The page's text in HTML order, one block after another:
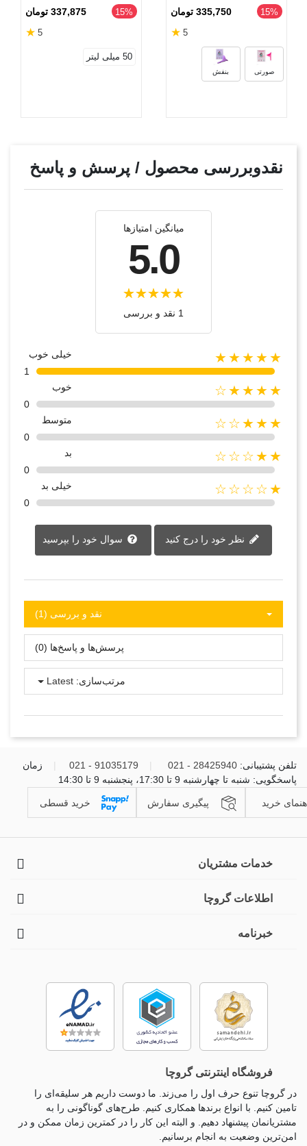
‎15% 335,750 تومان
5
★
صورتی بنفش
حجم 50 میلی لیتر
‎15% 337,875 تومان
5
★
50 میلی لیتر
نقدوبررسی محصول / پرسش و پاسخ
میانگین امتیازها
5.0
1 نقد و بررسی
★★★★★
خیلی خوب
1
★★★★☆
خوب
0
★★★☆☆
متوسط
0
★★☆☆☆
بد
0
★☆☆☆☆
خیلی بد
0
سوال خود را بپرسید
نقد و بررسی‌‌ (1)
پرسش‌ها و پاسخ‌ها (0)
مرتب‌سازی: Latest
تلفن پشتیبانی: 28425940 - 021
91035179 - 021
زمان
پاسخگویی: شنبه تا چهارشنبه 9 تا 17:30، پنجشنبه 9 تا 14:30
خرید پیگیری سفارش خرید قسطی
خدمات مشتریان
اطلاعات گروچا
خبرنامه
فروشگاه اینترنتی گروچا
در گروچا تنوع حرف اول را می‌زند. ما دوست داریم هر سلیقه‌ای را
تامین کنیم. با انواع برندها همکاری کنیم. طرح‌های گوناگونی را به
مشتریانمان پیشنهاد دهیم. و البته این کار را در کمترین زمان ممکن و در
امن‌ترین وضعیت به انجام برسانیم.